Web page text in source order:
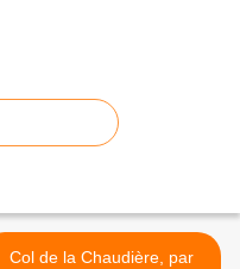
Col de la Chaudière, par